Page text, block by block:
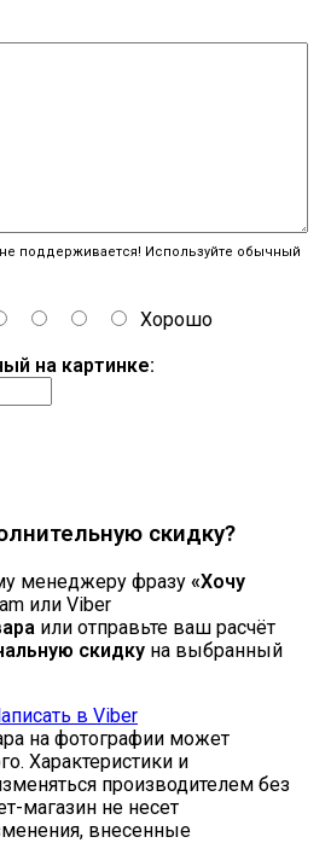
не поддерживается! Используйте обычный
Хорошо
на картинке:
скидку?
менеджеру фразу «Хочу
или Viber
или отправьте ваш расчёт
скидку на выбранный
в Viber
на фотографии может
Характеристики и
производителем без
магазин не несет
внесенные